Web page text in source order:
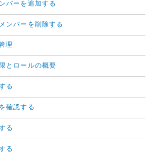
バーを追加する
ンバーを削除する
理
とロールの概要
る
確認する
る
る